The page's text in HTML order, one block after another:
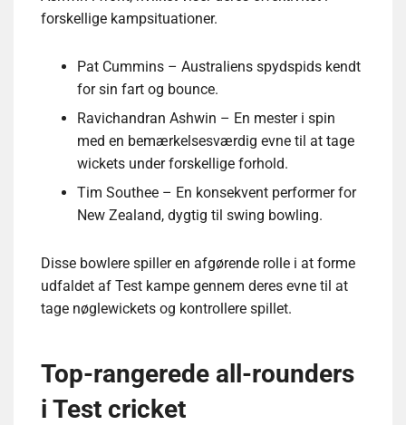
forskellige kampsituationer.
Pat Cummins – Australiens spydspids kendt
for sin fart og bounce.
Ravichandran Ashwin – En mester i spin
med en bemærkelsesværdig evne til at tage
wickets under forskellige forhold.
Tim Southee – En konsekvent performer for
New Zealand, dygtig til swing bowling.
Disse bowlere spiller en afgørende rolle i at forme
udfaldet af Test kampe gennem deres evne til at
tage nøglewickets og kontrollere spillet.
Top-rangerede all-rounders
i Test cricket